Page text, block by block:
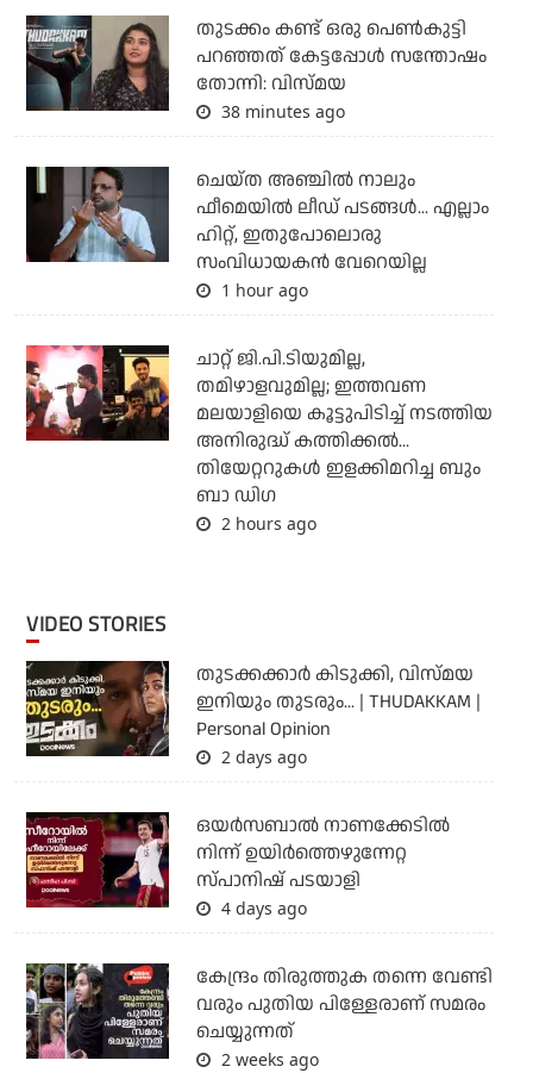
തുടക്കം കണ്ട് ഒരു പെൺകുട്ടി
പറഞ്ഞത് കേട്ടപ്പോൾ സന്തോഷം
തോന്നി: വിസ്മയ
38 minutes ago
ചെയ്ത അഞ്ചില്‍ നാലും
ഫീമെയില്‍ ലീഡ് പടങ്ങള്‍... എല്ലാം
ഹിറ്റ്, ഇതുപോലൊരു
സംവിധായകന്‍ വേറെയില്ല
1 hour ago
ചാറ്റ് ജി.പി.ടിയുമില്ല,
തമിഴാളവുമില്ല; ഇത്തവണ
മലയാളിയെ കൂട്ടുപിടിച്ച് നടത്തിയ
അനിരുദ്ധ് കത്തിക്കല്‍...
തിയേറ്ററുകള്‍ ഇളക്കിമറിച്ച ബും
ബാ ഡിഗ
2 hours ago
VIDEO STORIES
തുടക്കക്കാര്‍ കിടുക്കി, വിസ്മയ
ഇനിയും തുടരും... | THUDAKKAM |
Personal Opinion
2 days ago
ഒയര്‍സബാൽ നാണക്കേടിൽ
നിന്ന് ഉയിർത്തെഴുന്നേറ്റ
സ്പാനിഷ് പടയാളി
4 days ago
കേന്ദ്രം തിരുത്തുക തന്നെ വേണ്ടി
വരും പുതിയ പിള്ളേരാണ് സമരം
ചെയ്യുന്നത്
2 weeks ago